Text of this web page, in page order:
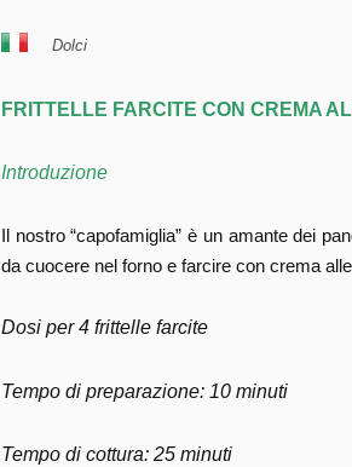
Dolci
FRITTELLE FARCITE CON CREMA
Introduzione
Il nostro “capofamiglia” è un amante dei
da cuocere nel forno e farcire con crema
Dosi per 4 frittelle farcite
Tempo di preparazione: 10 minuti
Tempo di cottura: 25 minuti